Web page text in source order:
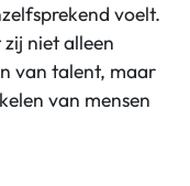
voelt.
niet alleen
van talent, maar
van mensen